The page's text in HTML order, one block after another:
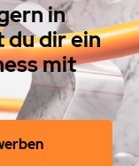
in
du dir ein
mit